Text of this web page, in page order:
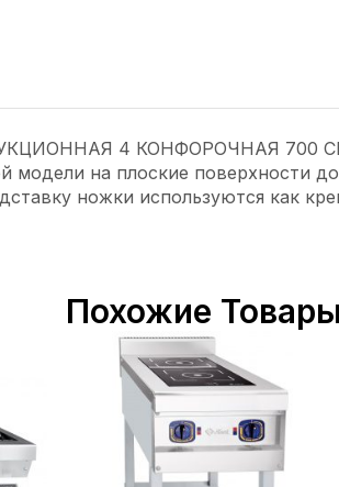
4 КОНФОРОЧНАЯ 700
на плоские поверхности
ножки используются как
Похожие Товары